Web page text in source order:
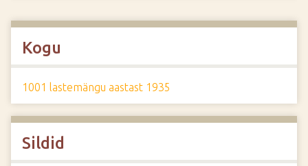
Kogu
1001 lastemängu aastast 1935
Sildid